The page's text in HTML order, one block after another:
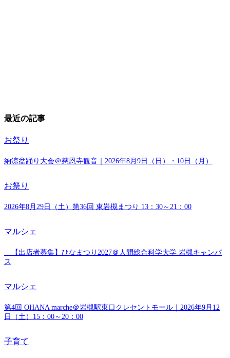
最近の記事
お祭り
納涼盆踊り大会＠慈恩寺観音｜2026年8月9日（日）・10日（月）
お祭り
2026年8月29日（土）第36回 東岩槻まつり 13：30～21：00
マルシェ
【出店者募集】ひなまつり2027＠人間総合科学大学 岩槻キャンパ
ス
マルシェ
第4回 OHANA marche＠岩槻駅東口クレセントモール｜2026年9月12
日（土）15：00～20：00
子育て